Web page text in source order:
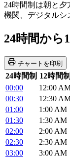
24時間制は朝と
機関、デジタルシ
24時間から
チャートを印刷
24時間制 12時間制
00:00
12:00
00:30
12:30
01:00
1:00 AM
01:30
1:30 AM
02:00
2:00 AM
02:30
2:30 AM
03:00
3:00 AM